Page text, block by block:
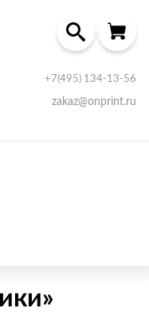
+7(495) 134-13-56
zakaz@onprint.ru